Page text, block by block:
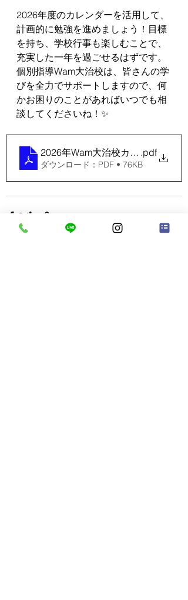
2026年度のカレンダーを活用して、
計画的に勉強を進めましょう！目標
を持ち、学校行事も楽しむことで、
充実した一年を過ごせるはずです。
個別指導Wam大治校は、皆さんの学
びを全力でサポートしますので、何
かお困りのことがあればいつでも相
談してくださいね！✨
2026年Wam大治校カレンダー
.pdf
ダウンロード：PDF • 76KB